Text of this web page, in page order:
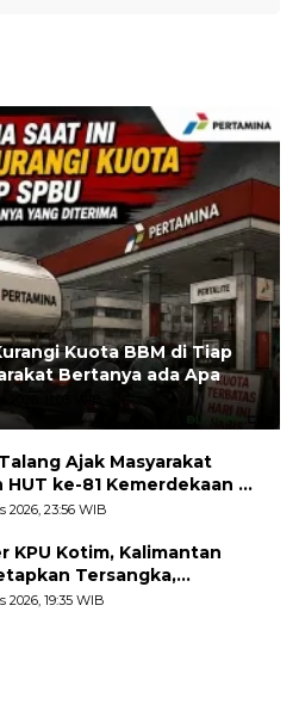
Kuota BBM di Tiap
Bertanya ada Apa
11:03 WIB
Ajak Masyarakat
HUT ke-81 Kemerdekaan RI
Bendera Merah
2026, 23:56 WIB
KPU Kotim, Kalimantan
Tersangka,
ditaksir 10 Milyard
2026, 19:35 WIB